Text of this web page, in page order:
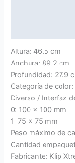
Altura: 46.5 cm
Anchura: 89.2 cm
Profundidad: 27.9
Categoría de color:
Diverso / Interfaz
0: 100 x 100 mm
1: 75 x 75 mm
Peso máximo de
Cantidad
Fabricante: Klip